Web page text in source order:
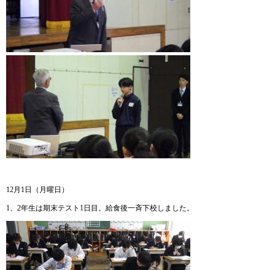
12月1日（月曜日）
1、2年生は期末テスト1日目。給食後一斉下校しました。